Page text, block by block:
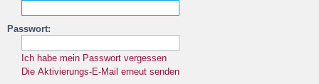
Passwort:
Ich habe mein Passwort vergessen
Die Aktivierungs-E-Mail erneut senden